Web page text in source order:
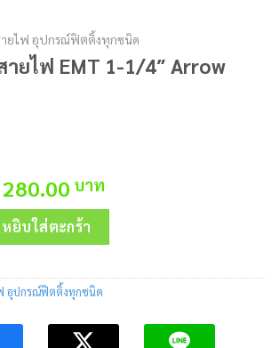
ยไฟ อุปกรณ์ฟิตติ้งทุกชนิด
ายไฟ EMT 1-1/4″ Arrow
Original
price
was:
476.00 บาท.
280.00 บาท
price
280.00 บาท.
ายไฟ EMT 1-1/4" Arrow pipe ชิ้น
หยิบใส่ตะกร้า
อุปกรณ์ฟิตติ้งทุกชนิด